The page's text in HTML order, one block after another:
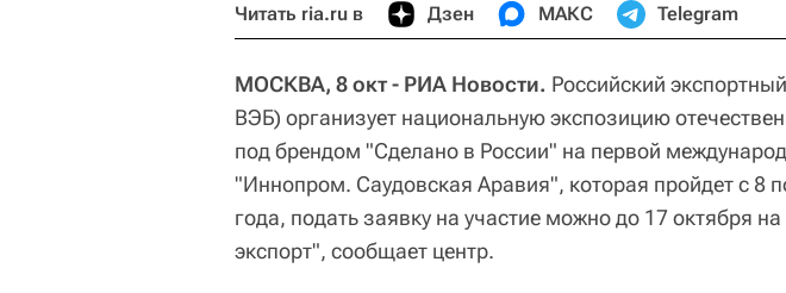
Читать ria.ru в Дзен МАКС Telegram
МОСКВА, 8 окт - РИА Новости. Российский
ВЭБ) организует национальную экспозицию
под брендом "Сделано в России" на первой
"Иннопром. Саудовская Аравия", которая пройдет с 8
года, подать заявку на участие можно до 17 октября
экспорт", сообщает центр.